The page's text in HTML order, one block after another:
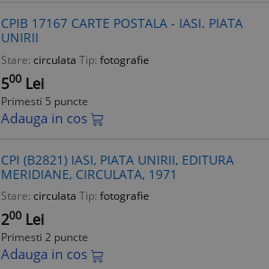
CPIB 17167 CARTE POSTALA - IASI. PIATA
UNIRII
Stare: circulata Tip: fotografie
500 Lei
Primesti 5 puncte
Adauga in cos
CPI (B2821) IASI, PIATA UNIRII, EDITURA
MERIDIANE, CIRCULATA, 1971
Stare: circulata Tip: fotografie
200 Lei
Primesti 2 puncte
Adauga in cos